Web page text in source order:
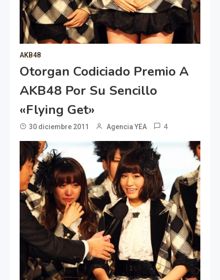
AKB48
Otorgan Codiciado Premio A
AKB48 Por Su Sencillo
«Flying Get»
30 diciembre 2011 Agencia YEA 4